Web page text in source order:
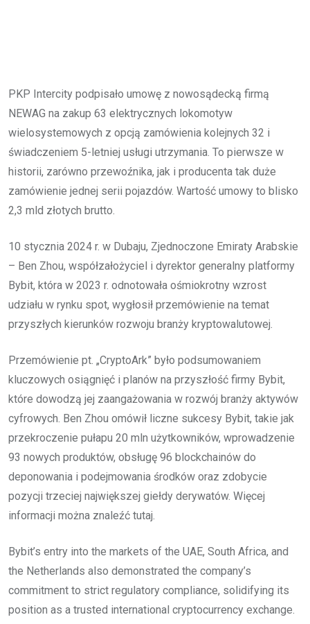
PKP Intercity podpisało umowę z nowosądecką firmą
NEWAG na zakup 63 elektrycznych lokomotyw
wielosystemowych z opcją zamówienia kolejnych 32 i
świadczeniem 5-letniej usługi utrzymania. To pierwsze w
historii, zarówno przewoźnika, jak i producenta tak duże
zamówienie jednej serii pojazdów. Wartość umowy to blisko
2,3 mld złotych brutto.
10 stycznia 2024 r. w Dubaju, Zjednoczone Emiraty Arabskie
– Ben Zhou, współzałożyciel i dyrektor generalny platformy
Bybit, która w 2023 r. odnotowała ośmiokrotny wzrost
udziału w rynku spot, wygłosił przemówienie na temat
przyszłych kierunków rozwoju branży kryptowalutowej.
Przemówienie pt. „CryptoArk” było podsumowaniem
kluczowych osiągnięć i planów na przyszłość firmy Bybit,
które dowodzą jej zaangażowania w rozwój branży aktywów
cyfrowych. Ben Zhou omówił liczne sukcesy Bybit, takie jak
przekroczenie pułapu 20 mln użytkowników, wprowadzenie
93 nowych produktów, obsługę 96 blockchainów do
deponowania i podejmowania środków oraz zdobycie
pozycji trzeciej największej giełdy derywatów. Więcej
informacji można znaleźć tutaj.
Bybit’s entry into the markets of the UAE, South Africa, and
the Netherlands also demonstrated the company’s
commitment to strict regulatory compliance, solidifying its
position as a trusted international cryptocurrency exchange.